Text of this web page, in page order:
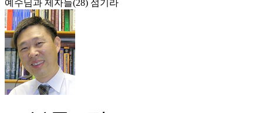
예수님과 제자들(28) 섬기라